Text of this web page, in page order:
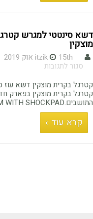
דשא סינטטי למגרש
מוצקין
itzik
15th אוק 2019
סגור לתגובות
סינטטי
למגרש
קטרגל
בקרית
קטרגל בקרית מוצקין דשא
קטרגל בקרית מוצקין בפארק
התושבים.DOMO SLIDE DS 40 MM WITH SHOCKPAD
קרא עוד ›